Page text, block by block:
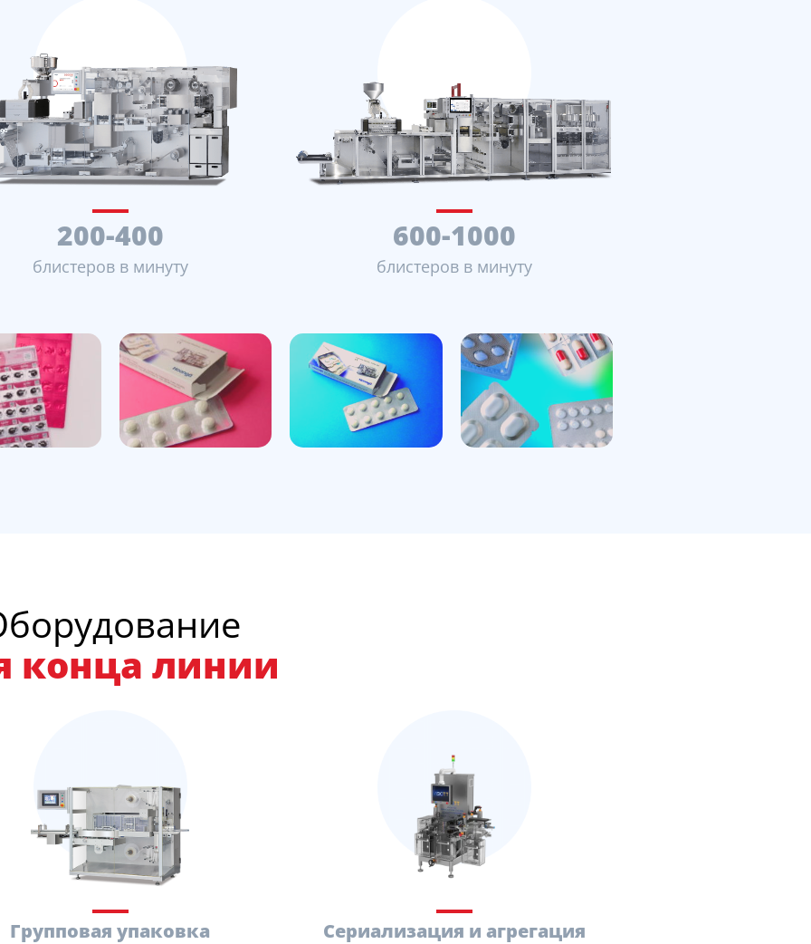
200-400
блистеров в минуту
600-1000
блистеров в минуту
конца линии
Групповая упаковка Сериализация и агрегация